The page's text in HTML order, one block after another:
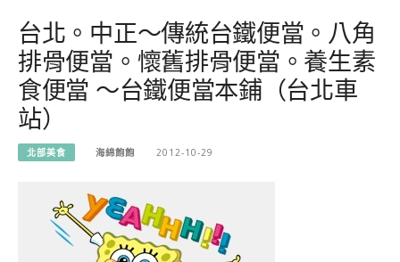
台北。中正～傳統台鐵便當。八角
排骨便當。懷舊排骨便當。養生素
食便當 ～台鐵便當本鋪（台北車
站）
北部美食 海綿飽飽 2012-10-29